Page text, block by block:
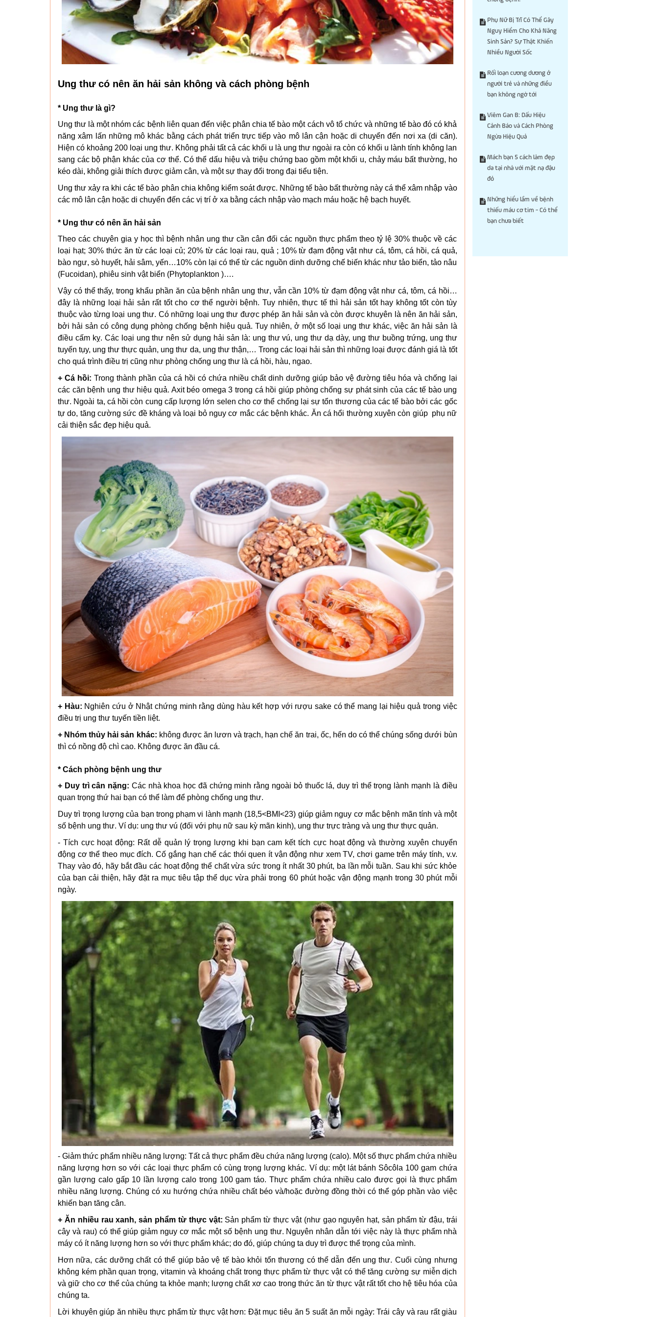
Ung thư có nên ăn hải sản không và cách phòng bệnh
* Ung thư là gì?
Ung thư là một nhóm các bệnh liên quan đến việc phân chia tế bào một cách vô tổ chức và những tế bào đó có khả
năng xâm lấn những mô khác bằng cách phát triển trực tiếp vào mô lân cận hoặc di chuyển đến nơi xa (di căn).
Hiện có khoảng 200 loại ung thư. Không phải tất cả các khối u là ung thư ngoài ra còn có khối u lành tính không lan
sang các bộ phận khác của cơ thể. Có thể dấu hiệu và triệu chứng bao gồm một khối u, chảy máu bất thường, ho
kéo dài, không giải thích được giảm cân, và một sự thay đổi trong đại tiểu tiện.
Ung thư xảy ra khi các tế bào phân chia không kiểm soát được. Những tế bào bất thường này cá thể xâm nhập vào
các mô lân cận hoặc di chuyển đến các vị trí ở xa bằng cách nhập vào mạch máu hoặc hệ bạch huyết.
* Ung thư có nên ăn hải sản
Theo các chuyên gia y học thì bệnh nhân ung thư cần cân đối các nguồn thực phẩm theo tỷ lệ 30% thuộc về các
loại hạt; 30% thức ăn từ các loại củ; 20% từ các loại rau, quả ; 10% từ đạm động vật như cá, tôm, cá hồi, cá quả,
bào ngư, sò huyết, hải sâm, yến…10% còn lại có thể từ các nguồn dinh dưỡng chế biến khác như tảo biển, tảo nâu
(Fucoidan), phiêu sinh vật biển (Phytoplankton )….
Vậy có thể thấy, trong khẩu phần ăn của bệnh nhân ung thư, vẫn cần 10% từ đạm động vật như cá, tôm, cá hồi…
đây là những loại hải sản rất tốt cho cơ thể người bệnh. Tuy nhiên, thực tế thì hải sản tốt hay không tốt còn tùy
thuộc vào từng loại ung thư. Có những loại ung thư được phép ăn hải sản và còn được khuyên là nên ăn hải sản,
bởi hải sản có công dụng phòng chống bệnh hiệu quả. Tuy nhiên, ở một số loại ung thư khác, việc ăn hải sản là
điều cấm kỵ. Các loại ung thư nên sử dụng hải sản là: ung thư vú, ung thư dạ dày, ung thư buồng trứng, ung thư
tuyến tụy, ung thư thực quản, ung thư da, ung thư thận,… Trong các loại hải sản thì những loại được đánh giá là tốt
cho quá trình điều trị cũng như phòng chống ung thư là cá hồi, hàu, ngao.
+ Cá hồi: Trong thành phần của cá hồi có chứa nhiều chất dinh dưỡng giúp bảo vệ đường tiêu hóa và chống lại
các căn bệnh ung thư hiệu quả. Axit béo omega 3 trong cá hồi giúp phòng chống sự phát sinh của các tế bào ung
thư. Ngoài ta, cá hồi còn cung cấp lượng lớn selen cho cơ thể chống lại sự tổn thương của các tế bào bởi các gốc
tự do, tăng cường sức đề kháng và loại bỏ nguy cơ mắc các bệnh khác. Ăn cá hổi thường xuyên còn giúp phụ nữ
cải thiện sắc đẹp hiệu quả.
+ Hàu: Nghiên cứu ở Nhật chứng minh rằng dùng hàu kết hợp với rượu sake có thể mang lại hiệu quả trong việc
điều trị ung thư tuyến tiền liệt.
+ Nhóm thủy hải sản khác: không được ăn lươn và trạch, hạn chế ăn trai, ốc, hến do có thể chúng sống dưới bùn
thì có nồng độ chì cao. Không được ăn đầu cá.
* Cách phòng bệnh ung thư
+ Duy trì cân nặng: Các nhà khoa học đã chứng minh rằng ngoài bỏ thuốc lá, duy trì thể trọng lành mạnh là điều
quan trọng thứ hai bạn có thể làm để phòng chống ung thư.
Duy trì trọng lượng của bạn trong phạm vi lành mạnh (18,5<BMI<23) giúp giảm nguy cơ mắc bệnh mãn tính và một
số bệnh ung thư. Ví dụ: ung thư vú (đối với phụ nữ sau kỳ mãn kinh), ung thư trực tràng và ung thư thực quản.
- Tích cực hoạt động: Rất dễ quản lý trọng lượng khi bạn cam kết tích cực hoạt động và thường xuyên chuyển
động cơ thể theo mục đích. Cố gắng hạn chế các thói quen ít vận động như xem TV, chơi game trên máy tính, v.v.
Thay vào đó, hãy bắt đầu các hoạt động thể chất vừa sức trong ít nhất 30 phút, ba lần mỗi tuần. Sau khi sức khỏe
của bạn cải thiện, hãy đặt ra mục tiêu tập thể dục vừa phải trong 60 phút hoặc vận động mạnh trong 30 phút mỗi
ngày.
- Giảm thức phẩm nhiều năng lượng: Tất cả thực phẩm đều chứa năng lượng (calo). Một số thực phẩm chứa nhiều
năng lượng hơn so với các loại thực phẩm có cùng trọng lượng khác. Ví dụ: một lát bánh Sôcôla 100 gam chứa
gần lượng calo gấp 10 lần lượng calo trong 100 gam táo. Thực phẩm chứa nhiều calo được gọi là thực phẩm
nhiều năng lượng. Chúng có xu hướng chứa nhiều chất béo và/hoặc đường đồng thời có thể góp phần vào việc
khiến bạn tăng cân.
+ Ăn nhiều rau xanh, sản phẩm từ thực vật: Sản phẩm từ thực vật (như gạo nguyên hạt, sản phẩm từ đậu, trái
cây và rau) có thể giúp giảm nguy cơ mắc một số bệnh ung thư. Nguyên nhân dẫn tới việc này là thực phẩm nhà
máy có ít năng lượng hơn so với thực phẩm khác; do đó, giúp chúng ta duy trì được thể trọng của mình.
Hơn nữa, các dưỡng chất có thể giúp bảo vệ tế bào khỏi tổn thương có thể dẫn đến ung thư. Cuối cùng nhưng
không kém phần quan trọng, vitamin và khoáng chất trong thực phẩm từ thực vật có thể tăng cường sự miễn dịch
và giữ cho cơ thể của chúng ta khỏe mạnh; lượng chất xơ cao trong thức ăn từ thực vật rất tốt cho hệ tiêu hóa của
chúng ta.
Lời khuyên giúp ăn nhiều thực phẩm từ thực vật hơn: Đặt mục tiêu ăn 5 suất ăn mỗi ngày: Trái cây và rau rất giàu
Phụ Nữ Bị Trĩ Có Thể Gây
Nguy Hiểm Cho Khả Năng
Sinh Sản? Sự Thật Khiến
Nhiều Người Sốc
Rối loạn cương dương ở
người trẻ và những điều
bạn không ngờ tới
Viêm Gan B: Dấu Hiệu
Cảnh Báo và Cách Phòng
Ngừa Hiệu Quả
Mách bạn 5 cách làm đẹp
da tại nhà với mặt nạ đậu
đỏ
Những hiểu lầm về bệnh
thiếu máu cơ tim - Có thể
bạn chưa biết